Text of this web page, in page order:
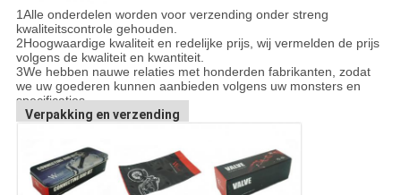
1Alle onderdelen worden voor verzending onder streng
kwaliteitscontrole gehouden.
2Hoogwaardige kwaliteit en redelijke prijs, wij vermelden de prijs
volgens de kwaliteit en kwantiteit.
3We hebben nauwe relaties met honderden fabrikanten, zodat
we uw goederen kunnen aanbieden volgens uw monsters en
specificaties.
Verpakking en verzending